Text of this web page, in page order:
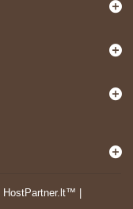
HostPartner.lt™